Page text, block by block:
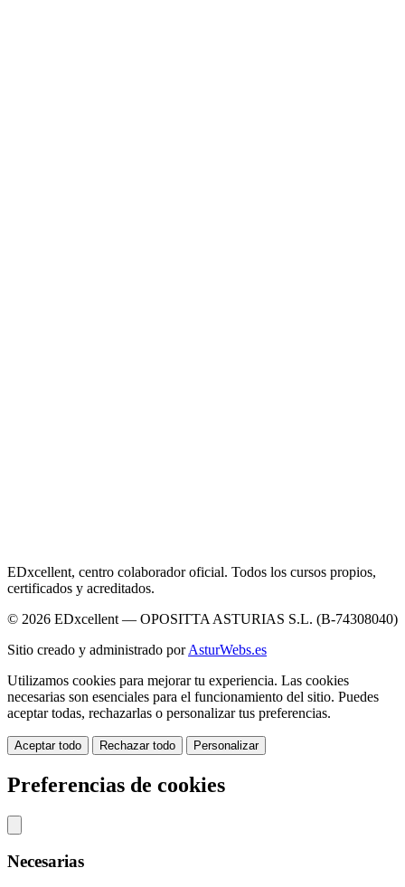
EDxcellent, centro colaborador oficial. Todos los cursos propios,
certificados y acreditados.
© 2026 EDxcellent — OPOSITTA ASTURIAS S.L. (B-74308040)
Sitio creado y administrado porAsturWebs.es
Utilizamos cookies para mejorar tu experiencia. Las cookies
necesarias son esenciales para el funcionamiento del sitio. Puedes
aceptar todas, rechazarlas o personalizar tus preferencias.
Aceptar todo Rechazar todo Personalizar
Preferencias de cookies
Necesarias